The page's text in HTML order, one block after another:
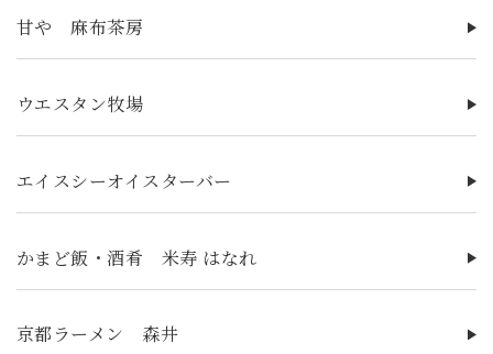
甘や 麻布茶房
ウエスタン牧場
エイスシーオイスターバー
かまど飯・酒肴 米寿 はなれ
京都ラーメン 森井